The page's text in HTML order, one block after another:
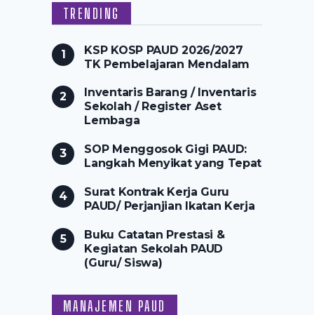
TRENDING
KSP KOSP PAUD 2026/2027
TK Pembelajaran Mendalam
Inventaris Barang / Inventaris
Sekolah / Register Aset
Lembaga
SOP Menggosok Gigi PAUD:
Langkah Menyikat yang Tepat
Surat Kontrak Kerja Guru
PAUD/ Perjanjian Ikatan Kerja
Buku Catatan Prestasi &
Kegiatan Sekolah PAUD
(Guru/ Siswa)
MANAJEMEN PAUD